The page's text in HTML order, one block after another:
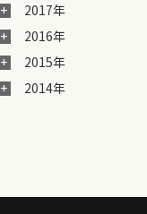
2017年
2016年
2015年
2014年